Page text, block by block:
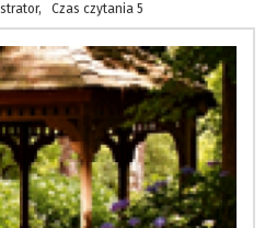
Czas czytania 5